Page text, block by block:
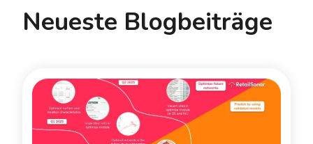
Neueste Blogbeiträge